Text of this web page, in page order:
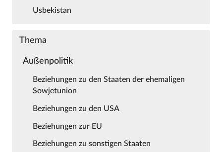
Usbekistan
Thema
Außenpolitik
Beziehungen zu den Staaten der ehemaligen
Sowjetunion
Beziehungen zu den USA
Beziehungen zur EU
Beziehungen zu sonstigen Staaten